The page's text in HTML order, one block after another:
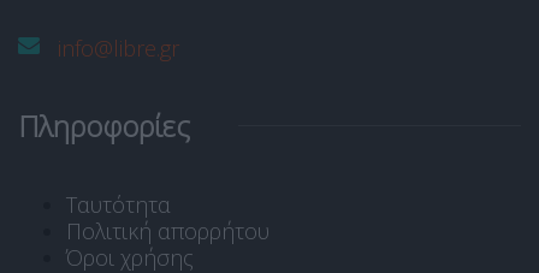
info@libre.gr
Πληροφορίες
Ταυτότητα
Πολιτική απορρήτου
Όροι χρήσης